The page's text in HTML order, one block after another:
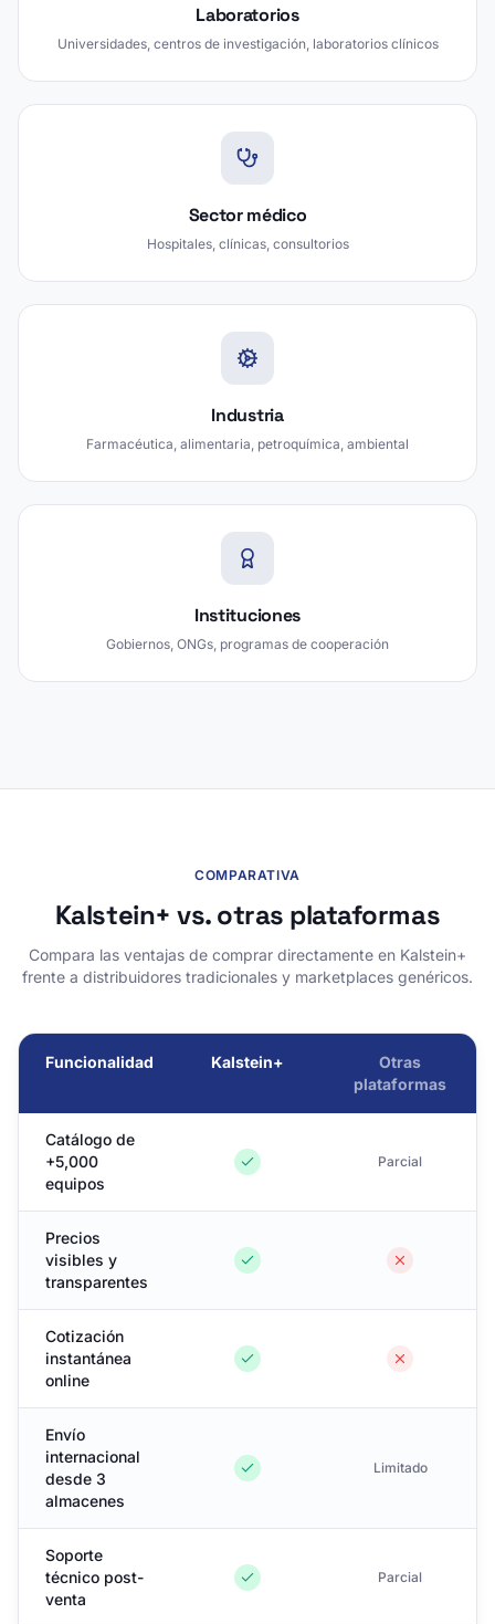
Laboratorios
Universidades, centros de investigación, laboratorios clínicos
Sector médico
Hospitales, clínicas, consultorios
Industria
Farmacéutica, alimentaria, petroquímica, ambiental
Instituciones
Gobiernos, ONGs, programas de cooperación
COMPARATIVA
Kalstein+ vs. otras plataformas
Compara las ventajas de comprar directamente en Kalstein+
frente a distribuidores tradicionales y marketplaces genéricos.
Funcionalidad Kalstein+
Otras
plataformas
Catálogo de
+5,000
equipos
Parcial
Precios
visibles y
transparentes
Cotización
instantánea
online
Envío
internacional
desde 3
almacenes
Limitado
Soporte
técnico post-
venta
Parcial